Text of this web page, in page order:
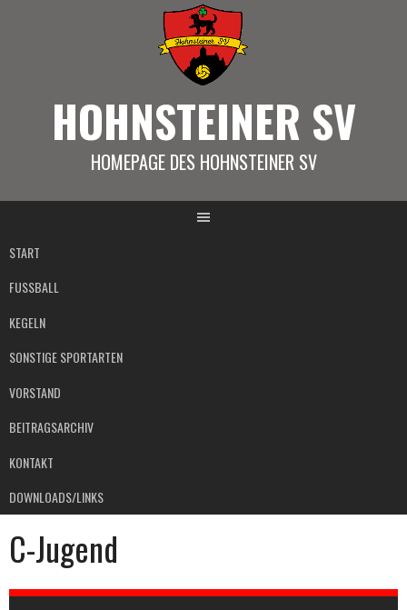
HOHNSTEINER SV
HOMEPAGE DES HOHNSTEINER SV
START
FUSSBALL
KEGELN
SONSTIGE SPORTARTEN
VORSTAND
BEITRAGSARCHIV
KONTAKT
DOWNLOADS/LINKS
C-Jugend